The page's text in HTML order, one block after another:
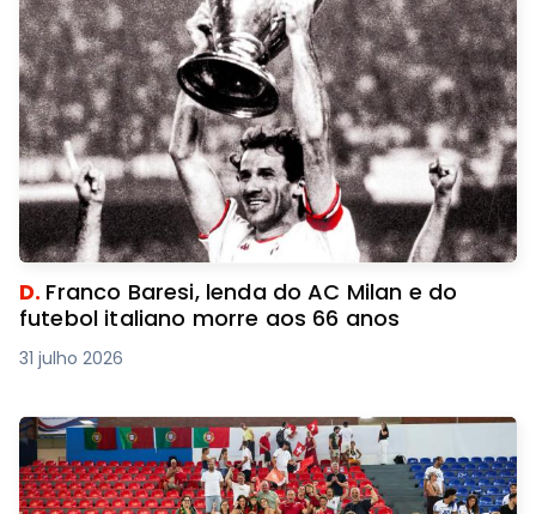
D. Franco Baresi, lenda do AC Milan e do
futebol italiano morre aos 66 anos
31 julho 2026